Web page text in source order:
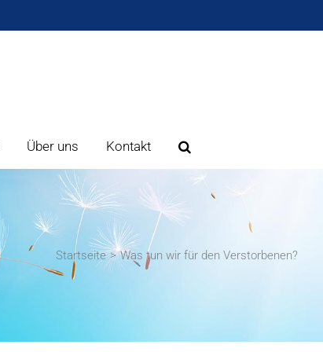
Über uns Kontakt
Startseite Was tun wir für den Verstorbenen?